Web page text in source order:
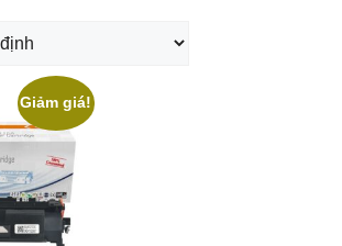
Giảm giá!